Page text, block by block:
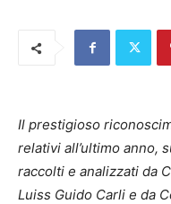
Il prestigioso
relativi all’ultimo anno,
raccolti e analizzati da
Luiss Guido Carli e da